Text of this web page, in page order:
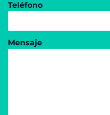
Teléfono
Mensaje